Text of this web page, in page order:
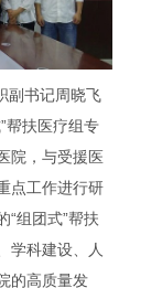
书记周晓飞
帮扶医疗组专
院，与受援医
点工作进行研
“组团式”帮扶
学科建设、人
的高质量发